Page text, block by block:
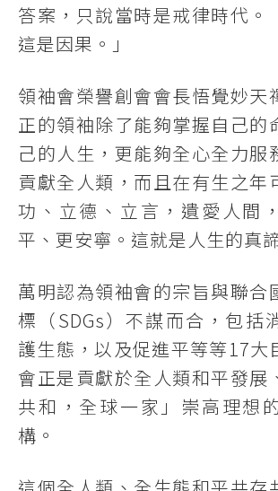
答案，只說當時是戒律時代。
這是因果。」
領袖會榮譽創會會長悟覺妙天
正的領袖除了能夠掌握自己的
己的人生，更能夠全心全力服
貢獻全人類，而且在有生之年
功、立德、立言，遺愛人間
平、更安寧。這就是人生的真
萬明認為領袖會的宗旨與聯合
標（SDGs）不謀而合，包括
護生態，以及促進平等等17大
會正是貢獻於全人類和平發展
共和，全球一家」崇高理想
構。